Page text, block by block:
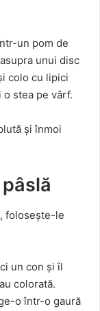
un pom de
unui disc
colo cu lipici
stea pe vârf.
și înmoi
folosește-le
un con și îl
colorată.
o într-o gaură